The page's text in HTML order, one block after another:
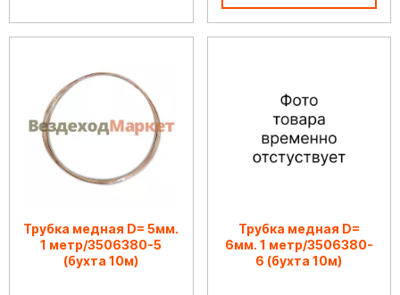
Трубка медная D= 5мм.
1 метр/3506380-5
(бухта 10м)
Трубка медная D=
6мм. 1 метр/3506380-
6 (бухта 10м)